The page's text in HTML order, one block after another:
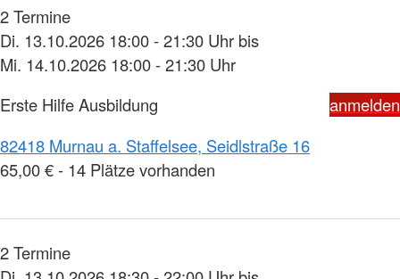
2 Termine
Di. 13.10.2026 18:00 - 21:30 Uhr bis
Mi. 14.10.2026 18:00 - 21:30 Uhr
Erste Hilfe Ausbildung
anmelden
82418 Murnau a. Staffelsee, Seidlstraße 16
65,00 € - 14 Plätze vorhanden
2 Termine